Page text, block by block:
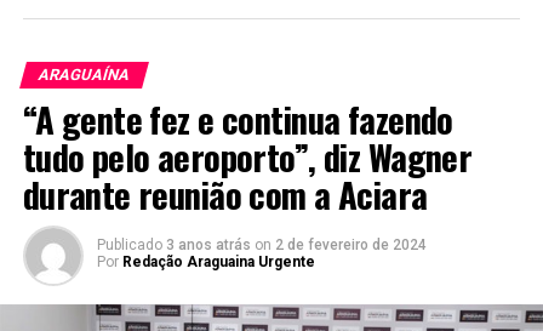
ARAGUAÍNA
“A gente fez e continua fazendo
tudo pelo aeroporto”, diz Wagner
durante reunião com a Aciara
Publicado 3 anos atrás on 2 de fevereiro de 2024
Por Redação Araguaina Urgente